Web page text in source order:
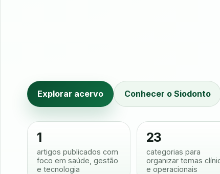
Explorar acervo Conhecer o Siodonto
1
artigos publicados com
foco em saúde, gestão
e tecnologia
23
categorias para
organizar temas
e operacionais